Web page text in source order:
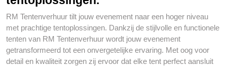
RM Tentenverhuur tilt jouw evenement naar een hoger niveau
met prachtige tentoplossingen. Dankzij de stijlvolle en functionele
tenten van RM Tentenverhuur wordt jouw evenement
getransformeerd tot een onvergetelijke ervaring. Met oog voor
detail en kwaliteit zorgen zij ervoor dat elke tent perfect aansluit